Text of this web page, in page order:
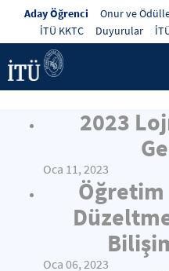
Aday Öğrenci Onur ve
İTÜ KKTC
Duyurular
2023
Oca 11, 2023
Öğretim
Oca 06, 2023